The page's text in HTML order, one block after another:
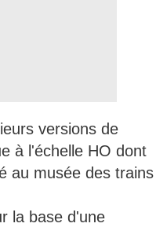
versions de
à l'échelle HO dont
au musée des trains
la base d'une